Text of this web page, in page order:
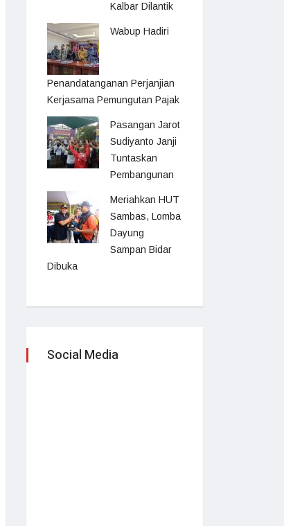
Kalbar Dilantik
Wabup Hadiri
Penandatanganan Perjanjian
Kerjasama Pemungutan Pajak
Pasangan Jarot
Sudiyanto Janji
Tuntaskan
Pembangunan
Meriahkan HUT
Sambas, Lomba
Dayung
Sampan Bidar
Dibuka
Social Media